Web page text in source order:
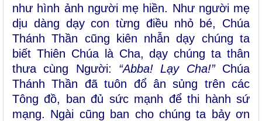
như hình ảnh người mẹ hiền. Như người mẹ
dịu dàng dạy con từng điều nhỏ bé, Chúa
Thánh Thần cũng kiên nhẫn dạy chúng ta
biết Thiên Chúa là Cha, dạy chúng ta thân
thưa cùng Người: “Abba! Lạy Cha!” Chúa
Thánh Thần đã tuôn đổ ân sủng trên các
Tông đồ, ban đủ sức mạnh để thi hành sứ
mạng. Ngài cũng ban cho chúng ta bảy ơn